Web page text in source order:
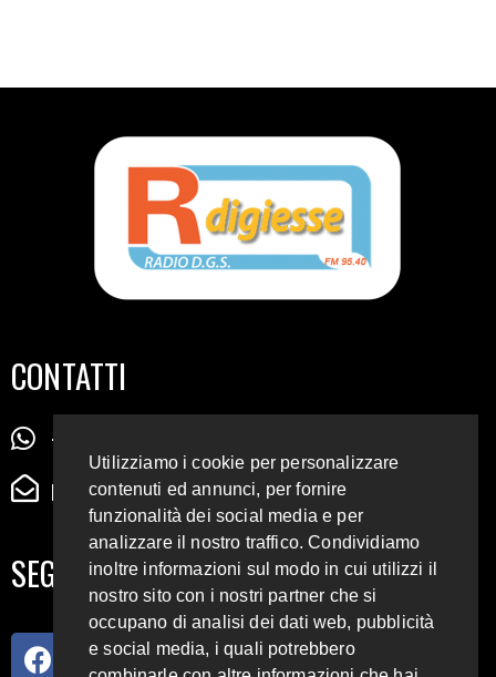
CONTATTI
+39 345 72 72 88 5
radiodigiesse@gmail.com
SEGUICI SUI SOCIAL
Utilizziamo i cookie per personalizzare
contenuti ed annunci, per fornire
funzionalità dei social media e per
analizzare il nostro traffico. Condividiamo
inoltre informazioni sul modo in cui utilizzi il
nostro sito con i nostri partner che si
occupano di analisi dei dati web, pubblicità
e social media, i quali potrebbero